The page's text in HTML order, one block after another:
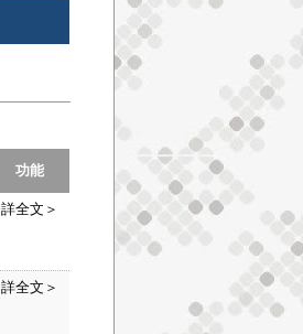
功能
詳全文＞
詳全文＞